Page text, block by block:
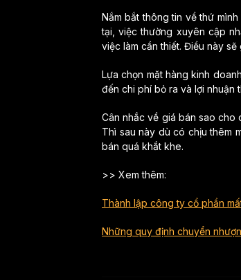
Nắm bắt thông tin về thứ
tại, việc thường xuyên cập
việc làm cần thiết. Điều này
Lựa chọn mặt hàng kinh
đến chi phí bỏ ra và lợi nhuận
Cân nhắc về giá bán sao cho
Thì sau này dù có chịu thêm
bán quá khắt khe.
>> Xem thêm:
Thành lập công ty cổ phần
Những quy định chuyển